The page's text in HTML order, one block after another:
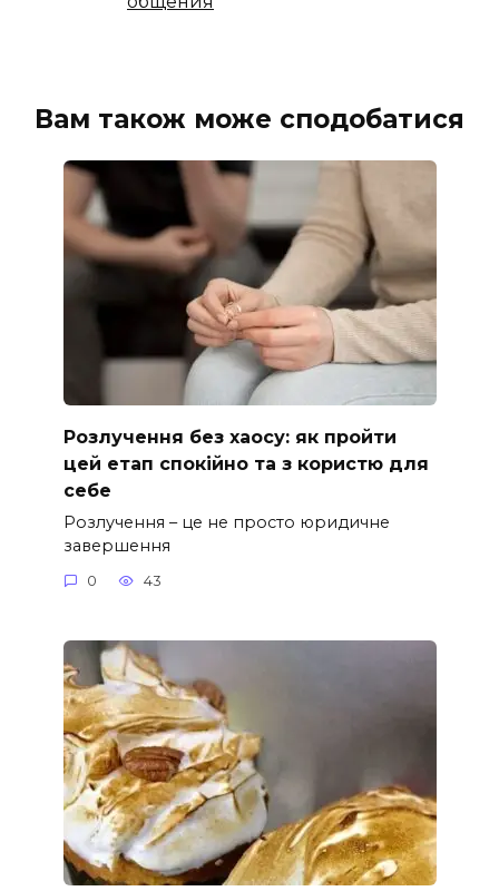
Вам також може сподобатися
Розлучення без хаосу: як пройти
цей етап спокійно та з користю для
себе
Розлучення – це не просто юридичне
завершення
0 43